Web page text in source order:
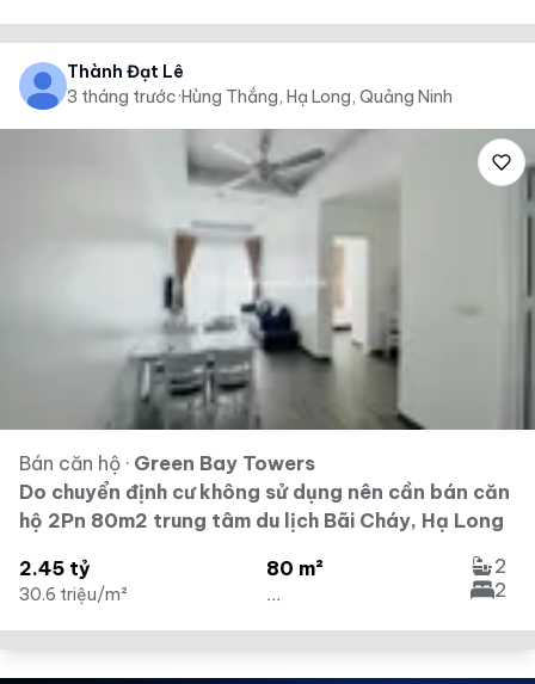
Thành Đạt Lê
3 tháng trước·Hùng Thắng, Hạ Long, Quảng Ninh
Bán căn hộ · Green Bay Towers
Do chuyển định cư không sử dụng nên cần bán căn
hộ 2Pn 80m2 trung tâm du lịch Bãi Cháy, Hạ Long
2.45 tỷ
30.6 triệu/m²
80 m²
...
2
2